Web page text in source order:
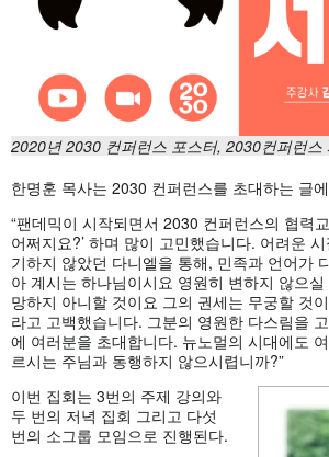
2020년 2030 컨퍼런스 포스터, 2030컨퍼런스
한명훈 목사는 2030 컨퍼런스를 초대하는 글
“팬데믹이 시작되면서 2030 컨퍼런스의 협력
어쩌지요?’ 하며 많이 고민했습니다. 어려운
기하지 않았던 다니엘을 통해, 민족과 언어가
아 계시는 하나님이시요 영원히 변하지 않으
망하지 아니할 것이요 그의 권세는 무궁할 것
라고 고백했습니다. 그분의 영원한 다스림을
에 여러분을 초대합니다. 뉴노멀의 시대에도
르시는 주님과 동행하지 않으시렵니까?”
이번 집회는 3번의 주제 강의와
두 번의 저녁 집회 그리고 다섯
번의 소그룹 모임으로 진행된다.